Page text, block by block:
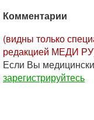
Комментарии
(видны только
редакцией МЕДИ
Если Вы
зарегистрируйтесь